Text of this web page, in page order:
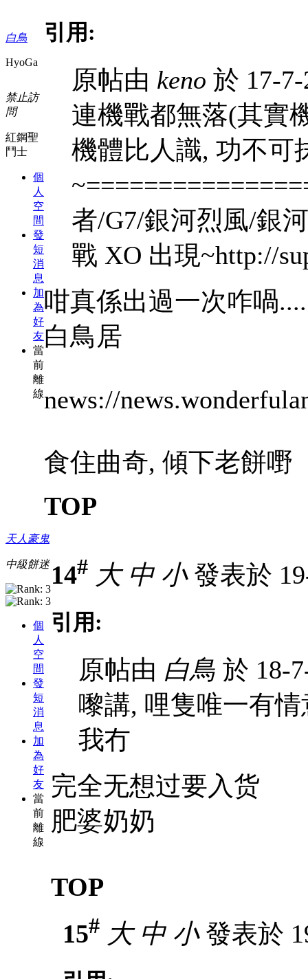
白鳥
HyoGa
禁止訪
問
紅鋼聖
鬥士
個
人
空
間
發
短
消
息
加
為
好
友
當
前
離
線
引用:
原帖由 keno 於 17-
連機戰都無落(其實
機體比人識, 功不可
者/G7/銀河烈風/銀
戰 XO 出現~http://
咁真係出過一次咋喎....
白鳥居
news://
食住曲奇, 傾下老餅嘢
TOP
天人豪鬼
中級餅迷
個
人
空
間
發
短
消
息
加
為
好
友
當
前
離
線
14# 大 中 小發表於
引用:
原帖由 白鳥 於 18-
嚟講, 哩隻唯一有
我冇
完全无想过要入货
肥婆奶奶
TOP
15# 大 中 小發表於